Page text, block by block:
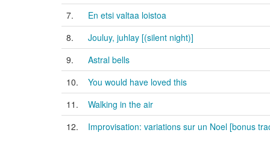
7.
En etsi valtaa loistoa
8.
Jouluy, juhlay [(silent night)]
9.
Astral bells
10.
You would have loved this
11.
Walking in the air
12.
Improvisation: variations sur un Noel [bonus